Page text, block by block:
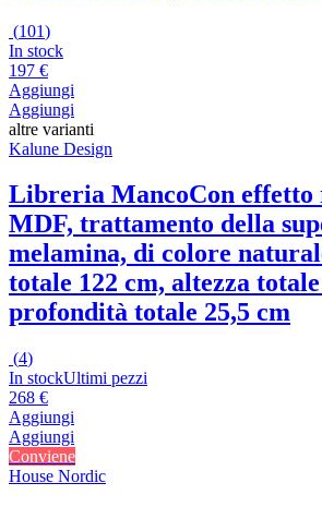
(101)
In stock
197 €
Aggiungi
Aggiungi
altre varianti
Kalune Design
Libreria MancoCon
MDF, trattamento della
melamina, di colore
totale 122 cm, altezza
profondità totale 25,5 cm
(4)
In stockUltimi pezzi
268 €
Aggiungi
Aggiungi
Conviene
House Nordic